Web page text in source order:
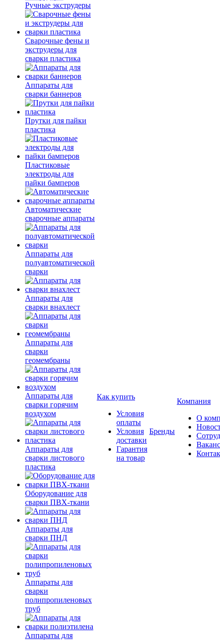
Ручные экструдеры
Сварочные фены и
экструдеры для
сварки пластика
Аппараты для
сварки баннеров
Прутки для пайки
пластика
Пластиковые
электроды для
пайки бамперов
Автоматические
сварочные аппараты
Аппараты для
полуавтоматической
сварки
Аппараты для
сварки внахлест
Аппараты для
сварки
геомембраны
Аппараты для
сварки горячим
воздухом
Аппараты для
сварки листового
пластика
Оборудование для
сварки ПВХ-ткани
Аппараты для
сварки ПНД
Аппараты для
сварки
полипропиленовых
труб
Аппараты для
Как купить
Условия
оплаты
Условия
доставки
Гарантия
на товар
Бренды
Компания
О